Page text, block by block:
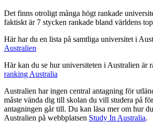
Det finns otroligt många högt rankade
faktiskt är 7 stycken rankade bland världens
Här har du en lista på samtliga universitet i
Australien
Här kan du se hur universiteten i Australien är
ranking Australia
Australien har ingen central antagning för
måste vända dig till skolan du vill studera på
antagningen går till. Du kan läsa mer om hur
Australien på webbplatsen Study In Australia.